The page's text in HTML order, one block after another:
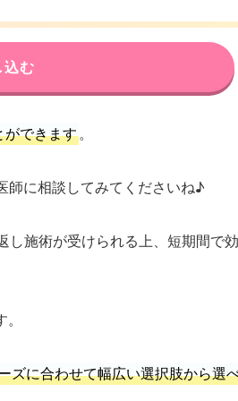
込む
ができます。
師に相談してみてくださいね♪
施術が受けられる上、短期間で
ズに合わせて幅広い選択肢から選